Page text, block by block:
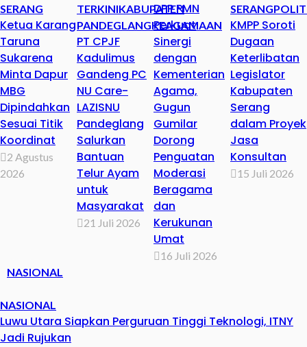
SERANG
Ketua Karang
Taruna
Sukarena
Minta Dapur
MBG
Dipindahkan
Sesuai Titik
Koordinat
2 Agustus
2026
TERKINIKABUPATEN
PANDEGLANGKEAGAMAAN
PT CPJF
Kadulimus
Gandeng PC
NU Care-
LAZISNU
Pandeglang
Salurkan
Bantuan
Telur Ayam
untuk
Masyarakat
21 Juli 2026
DPP PMN
Perkuat
Sinergi
dengan
Kementerian
Agama,
Gugun
Gumilar
Dorong
Penguatan
Moderasi
Beragama
dan
Kerukunan
Umat
16 Juli 2026
SERANG
KMPP Soroti
Dugaan
Keterlibatan
Legislator
Kabupaten
Serang
dalam Proyek
Jasa
Konsultan
15 Juli 2026
NASIONAL
NASIONAL
Luwu Utara Siapkan Perguruan Tinggi Teknologi, ITNY
Jadi Rujukan